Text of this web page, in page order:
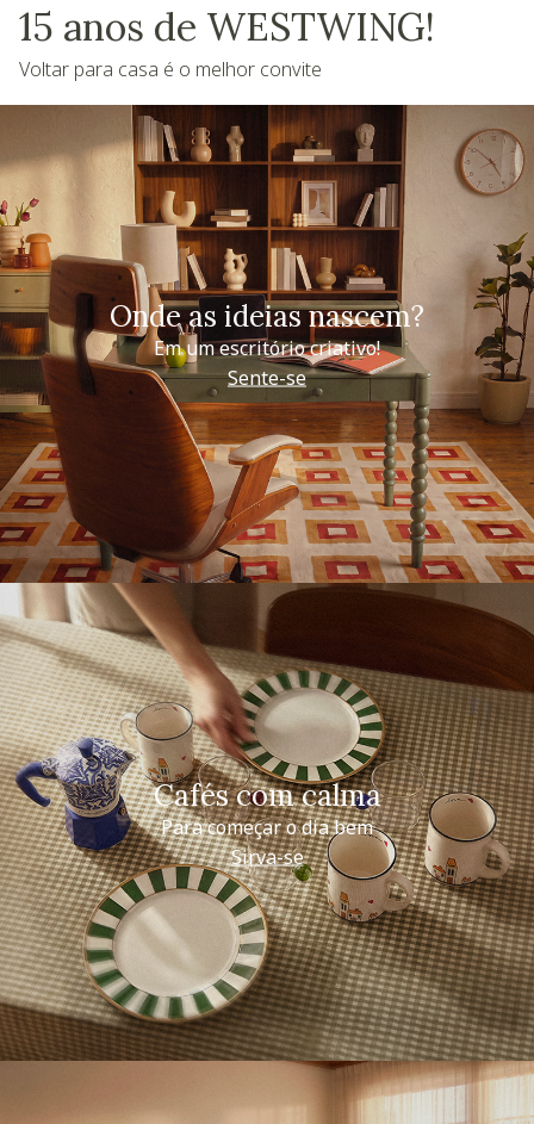
15 anos de WESTWING!
Voltar para casa é o melhor convite
Onde as ideias nascem?
Em um escritório criativo!
Sente-se
Cafés com calma
Para começar o dia bem
Sirva-se